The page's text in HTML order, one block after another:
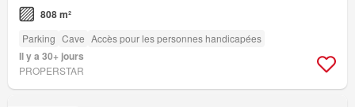
808 m²
Parking Cave Accès pour les personnes handicapées
Il y a 30+ jours
PROPERSTAR